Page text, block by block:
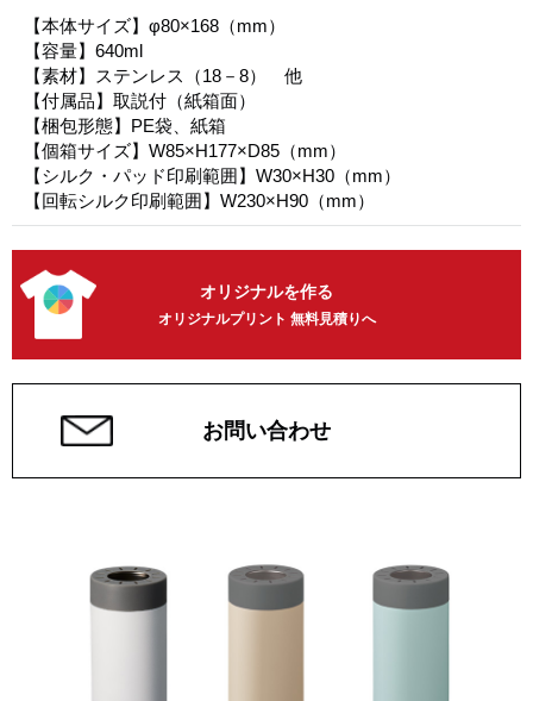
【本体サイズ】φ80×168（mm）
【容量】640ml
【素材】ステンレス（18－8） 他
【付属品】取説付（紙箱面）
【梱包形態】PE袋、紙箱
【個箱サイズ】W85×H177×D85（mm）
【シルク・パッド印刷範囲】W30×H30（mm）
【回転シルク印刷範囲】W230×H90（mm）
オリジナルを作る
オリジナルプリント 無料見積りへ
お問い合わせ